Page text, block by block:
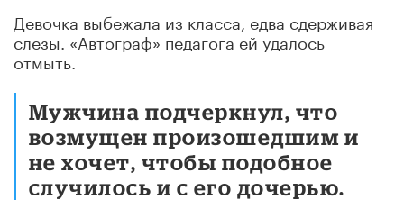
Девочка выбежала из класса, едва сдерживая
слезы. «Автограф» педагога ей удалось
отмыть.
Мужчина подчеркнул, что
возмущен произошедшим и
не хочет, чтобы подобное
случилось и с его дочерью.